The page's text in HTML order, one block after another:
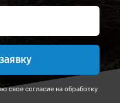
свое согласие на обработку